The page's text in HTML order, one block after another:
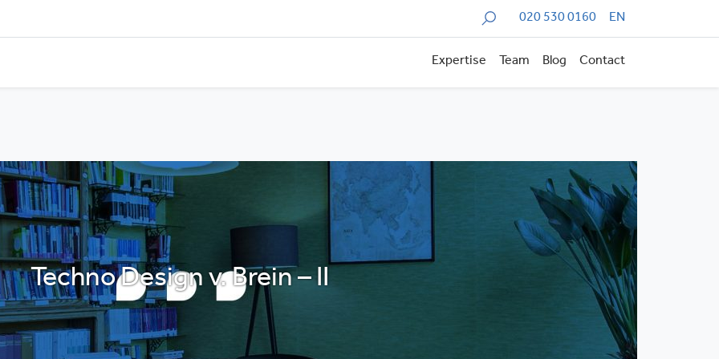
Zoeken 020 530 0160 EN
Expertise Team Blog Contact
Techno Design v. Brein – II